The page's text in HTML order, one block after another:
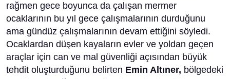
rağmen gece boyunca da çalışan mermer
ocaklarının bu yıl gece çalışmalarının durduğunu
ama gündüz çalışmalarının devam ettiğini söyledi.
Ocaklardan düşen kayaların evler ve yoldan geçen
araçlar için can ve mal güvenliği açısından büyük
tehdit oluşturduğunu belirten Emin Altıner, bölgedeki